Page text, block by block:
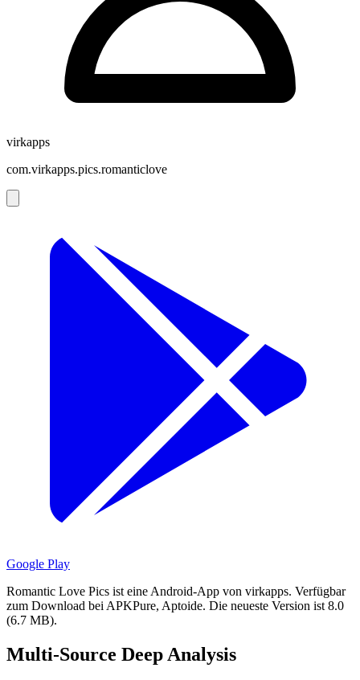
virkapps
com.virkapps.pics.romanticlove
Google Play
Romantic Love Pics ist eine Android-App von virkapps. Verfügbar
zum Download bei APKPure, Aptoide. Die neueste Version ist 8.0
(6.7 MB).
Multi-Source Deep Analysis